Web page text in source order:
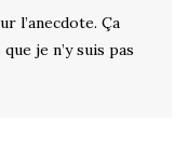
l’anecdote. Ça
je n’y suis pas